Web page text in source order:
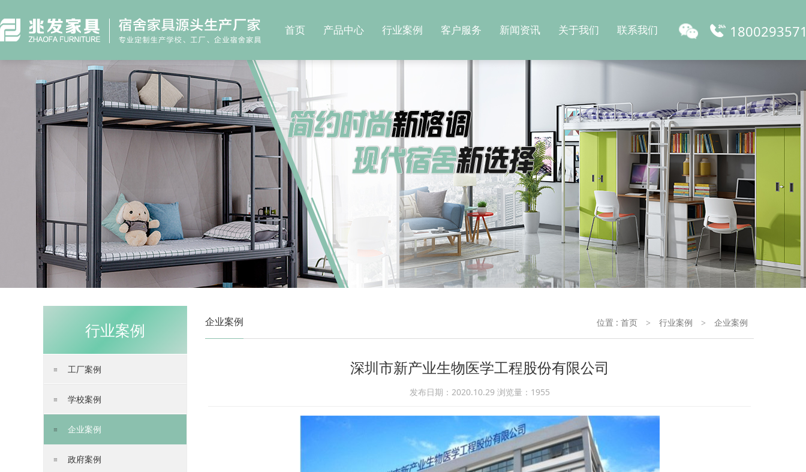
首页 产品中心 行业案例 客户服务 新闻资讯 关于我们 联系我们
行业案例
工厂案例
学校案例
企业案例
政府案例
企业案例 位置 : 首页 > 行业案例 > 企业案例
深圳市新产业生物医学工程股份有限公司
发布日期：2020.10.29 浏览量： 1955